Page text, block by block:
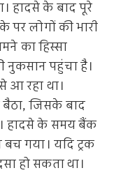
हादसे के बाद पूरे
लोगों की भारी
का हिस्सा
नुकसान पहुंचा है।
आ रहा था।
जिसके बाद
हादसे के समय बैंक
गया। यदि ट्रक
हो सकता था।